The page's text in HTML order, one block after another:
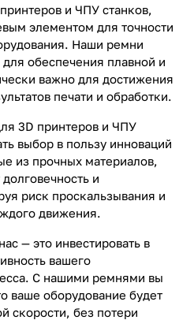
и ЧПУ станков,
элементом для точности
Наши ремни
обеспечения плавной и
важно для достижения
печати и обработки.
3D принтеров и ЧПУ
выбор в пользу инноваций
из прочных материалов,
и
риск проскальзывания и
движения.
— это инвестировать в
вашего
С нашими ремнями вы
ваше оборудование будет
скорости, без потери